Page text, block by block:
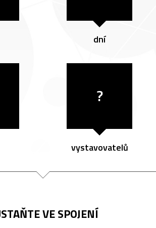
dní
?
vystavovatelů
VE SPOJENÍ